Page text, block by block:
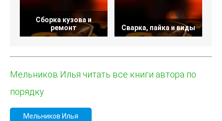
Сборка кузова и
ремонт
Сварка, пайка и виды
Мельников Илья читать все книги автора по
порядку
Мельников Илья